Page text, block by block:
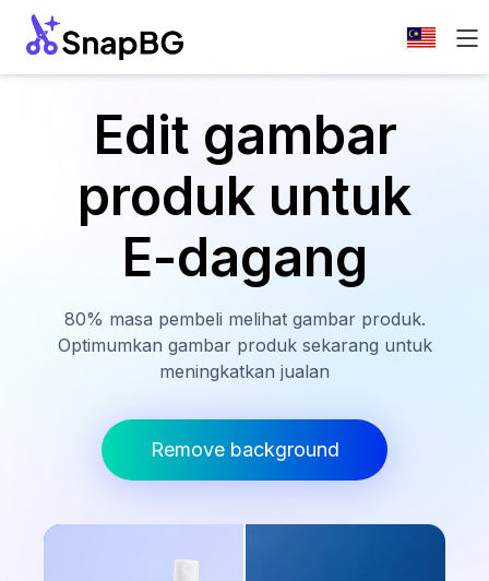
Edit gambar
produk untuk
E-dagang
80% masa pembeli melihat gambar produk.
Optimumkan gambar produk sekarang untuk
meningkatkan jualan
Remove background